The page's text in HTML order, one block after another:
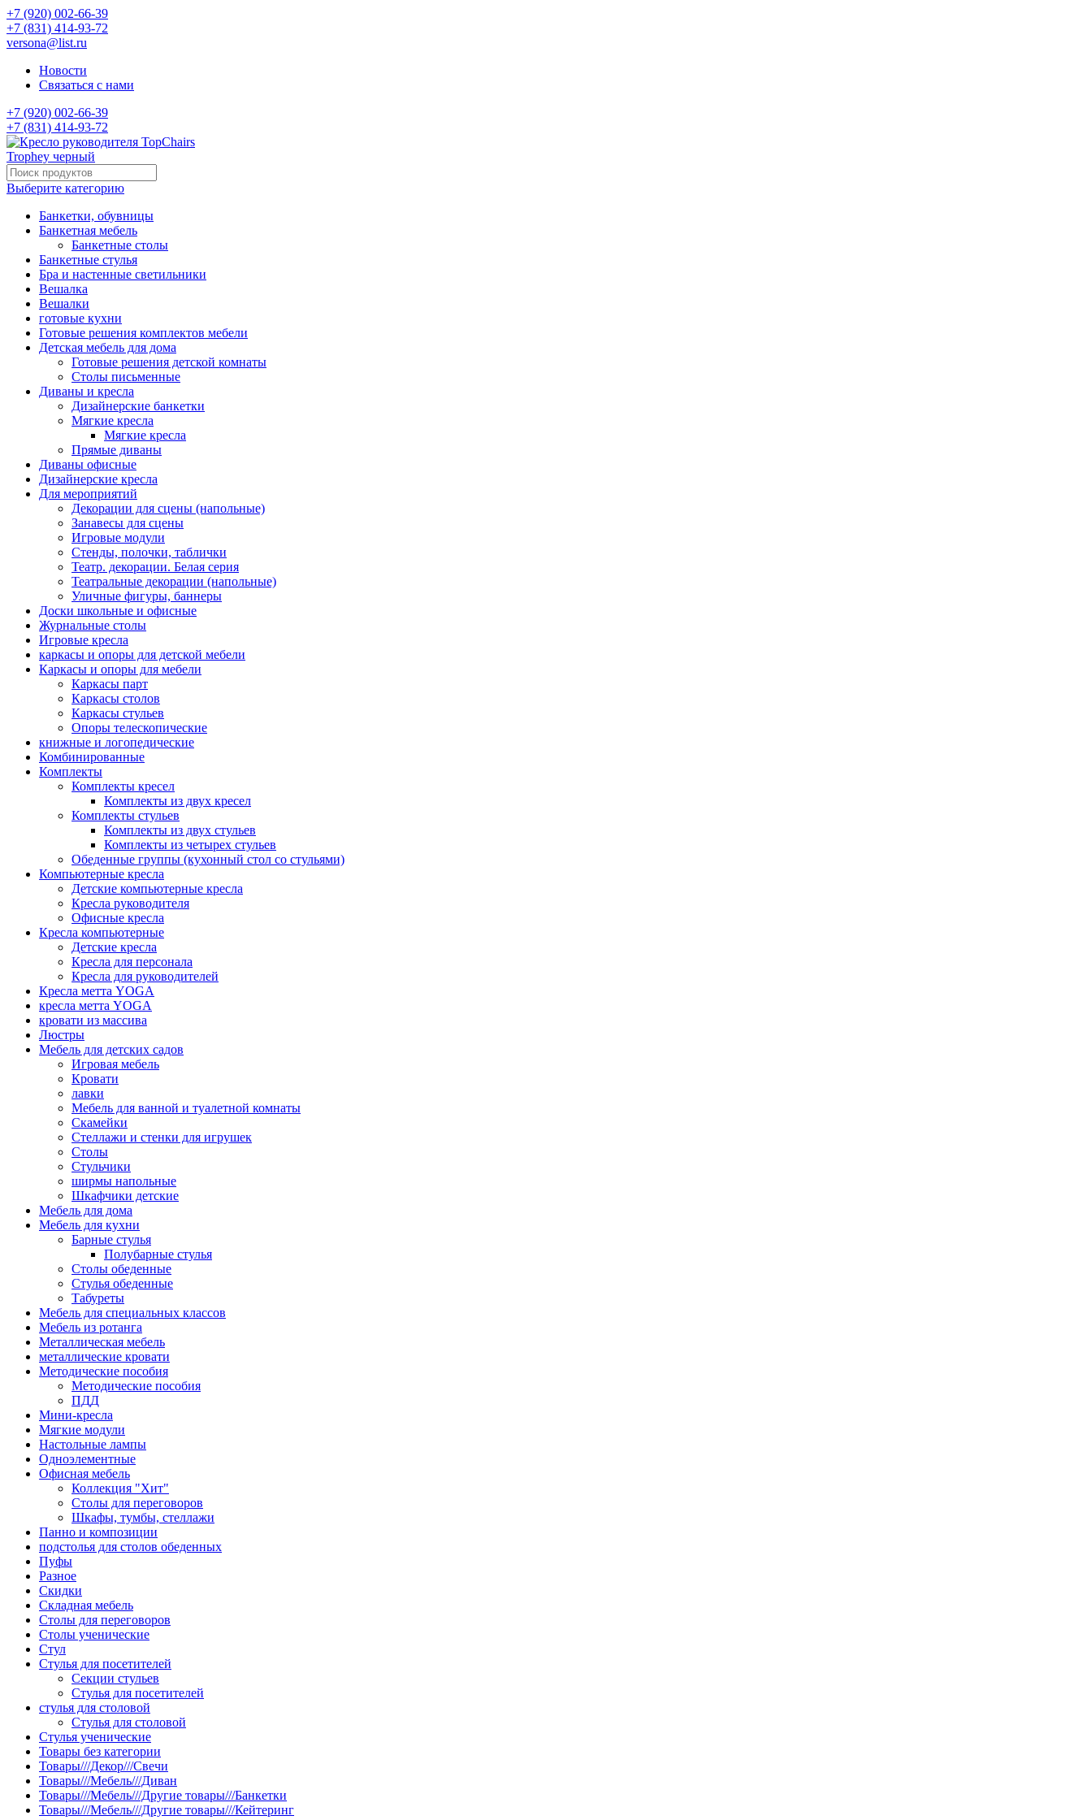
+7 (920) 002-66-39
+7 (831) 414-93-72
versona@list.ru
Новости
Связаться с нами
+7 (920) 002-66-39
+7 (831) 414-93-72
Выберите категорию
Банкетки, обувницы
Банкетная мебель
Банкетные столы
Банкетные стулья
Бра и настенные светильники
Вешалка
Вешалки
готовые кухни
Готовые решения комплектов мебели
Детская мебель для дома
Готовые решения детской комнаты
Столы письменные
Диваны и кресла
Дизайнерские банкетки
Мягкие кресла
Мягкие кресла
Прямые диваны
Диваны офисные
Дизайнерские кресла
Для мероприятий
Декорации для сцены (напольные)
Занавесы для сцены
Игровые модули
Стенды, полочки, таблички
Театр. декорации. Белая серия
Театральные декорации (напольные)
Уличные фигуры, баннеры
Доски школьные и офисные
Журнальные столы
Игровые кресла
каркасы и опоры для детской мебели
Каркасы и опоры для мебели
Каркасы парт
Каркасы столов
Каркасы стульев
Опоры телескопические
книжные и логопедические
Комбинированные
Комплекты
Комплекты кресел
Комплекты из двух кресел
Комплекты стульев
Комплекты из двух стульев
Комплекты из четырех стульев
Обеденные группы (кухонный стол со стульями)
Компьютерные кресла
Детские компьютерные кресла
Кресла руководителя
Офисные кресла
Кресла компьютерные
Детские кресла
Кресла для персонала
Кресла для руководителей
Кресла метта YOGA
кресла метта YOGA
кровати из массива
Люстры
Мебель для детских садов
Игровая мебель
Кровати
лавки
Мебель для ванной и туалетной комнаты
Скамейки
Стеллажи и стенки для игрушек
Столы
Стульчики
ширмы напольные
Шкафчики детские
Мебель для дома
Мебель для кухни
Барные стулья
Полубарные стулья
Столы обеденные
Стулья обеденные
Табуреты
Мебель для специальных классов
Мебель из ротанга
Металлическая мебель
металлические кровати
Методические пособия
Методические пособия
ПДД
Мини-кресла
Мягкие модули
Настольные лампы
Одноэлементные
Офисная мебель
Коллекция "Хит"
Столы для переговоров
Шкафы, тумбы, стеллажи
Панно и композиции
подстолья для столов обеденных
Пуфы
Разное
Скидки
Складная мебель
Столы для переговоров
Столы ученические
Стул
Стулья для посетителей
Секции стульев
Стулья для посетителей
стулья для столовой
Стулья для столовой
Стулья ученические
Товары без категории
Товары///Декор///Свечи
Товары///Мебель///Диван
Товары///Мебель///Другие товары///Банкетки
Товары///Мебель///Другие товары///Кейтеринг